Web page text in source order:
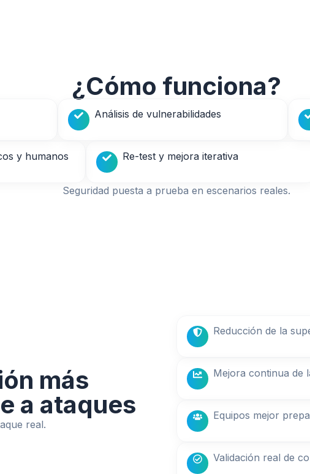
¿Cómo funciona?
Análisis de vulnerabilidades
y humanos Re-test y mejora iterativa
Seguridad puesta a prueba en escenarios reales.
más
a ataques
real.
Reducción de la
Mejora continua de
Equipos mejor
Validación real de